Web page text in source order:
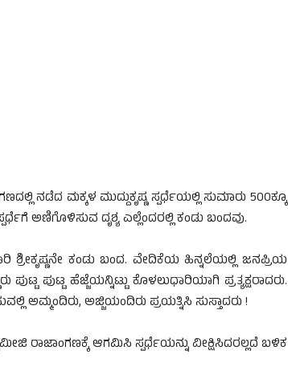
ನಡೆದ ಮಕ್ಕಳ ಮುದ್ದುಕೃಷ್ಣ ಸ್ಪರ್ಧೆಯಲ್ಲಿ ಸುಮಾರು 500ಕ್ಕೂ
ಅಣಿಗೊಳಿಸುವ ದೃಶ್ಯ ಎಲ್ಲೆಂದರಲ್ಲಿ ಕಂಡು ಬಂದವು.
ಶ್ರೀಕೃಷ್ಣನೇ ಕಂಡು ಬಂದ. ವೇದಿಕೆಯ ಹಿನ್ನಲೆಯಲ್ಲಿ ಜನಪ್ರಿಯ
ಪುಟ್ಟ ಪುಟ್ಟ ಹೆಜ್ಜೆಯನ್ನಿಟ್ಟು ಕೊಳಲುಧಾರಿಯಾಗಿ ಪ್ರತ್ಯಕ್ಷರಾದರು.
ಅಮ್ಮಂದಿರು, ಅಜ್ಜಿಯಂದಿರು ಪ್ರಯತ್ನಿಸಿ ಸುಸ್ತಾದರು !
ರಾಜಾಂಗಣಕ್ಕೆ ಆಗಮಿಸಿ ಸ್ಪರ್ಧೆಯನ್ನು ವೀಕ್ಷಿಸಿದರಲ್ಲದೆ ಬಳಿಕ